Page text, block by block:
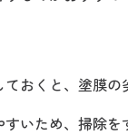
おくと、塗膜
いため、掃除を